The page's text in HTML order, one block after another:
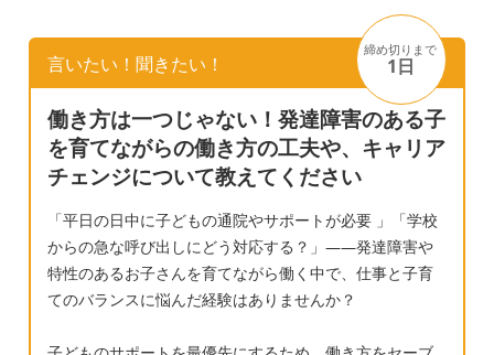
と動画の名前を教えてくれる） ・ピース内向
きの時がある ・公園などでお友達との距離が
近い （勝手に遊びの中に入ったり、お友達と
合わせて滑り台を滑ったり、待て待てーと言
って勝手に追いかけたりする） ・市の週一の
親子教室での工作などや、手遊び、紙芝居な
ど椅子に座って取り組めるようになってきた
が、机に身を乗り出したり、立ち上がってし
まう時がある（教室からの脱走はない） ・一
斉指示通る時と通らない時がある ・発音不明
し。 でも施設には同じ年なのに みんなのお兄
ちゃんになってほしい。と 言われてしまい。
困りごとがない。という相談が。 誰にも相談
ができなくて。 毎日とても苦しいです。 施設
を探すのも疲れてきました。
言いたい！聞きたい！
締め切りまで
1日
働き方は一つじゃない！発達障害のある子
を育てながらの働き方の工夫や、キャリア
チェンジについて教えてください
「平日の日中に子どもの通院やサポートが必要 」「学校
からの急な呼び出しにどう対応する？」——発達障害や
特性のあるお子さんを育てながら働く中で、仕事と子育
てのバランスに悩んだ経験はありませんか？